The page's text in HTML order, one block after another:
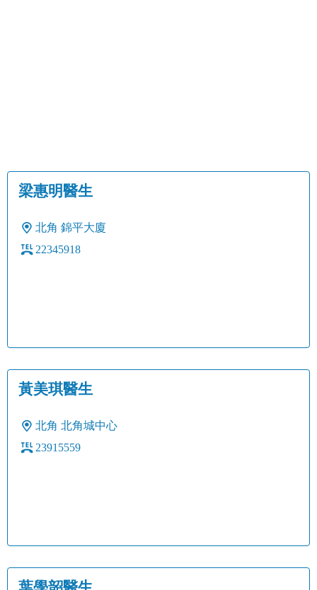
梁惠明醫生
北角 錦平大廈
22345918
黃美琪醫生
北角 北角城中心
23915559